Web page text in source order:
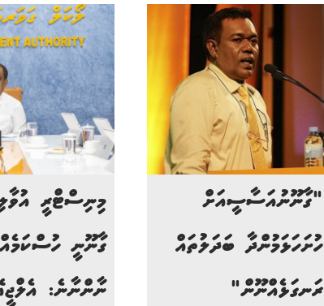
"ގާނޫނުއަސާސީއަށް
ހުށަހަޅަމުންދާ ބަދަލުތައް
ރަނގަޅެއްނޫން"
މިނިސްޓްރީ
ގާނޫނީ ހުސްކަމެއް
ނާންނާނެ: